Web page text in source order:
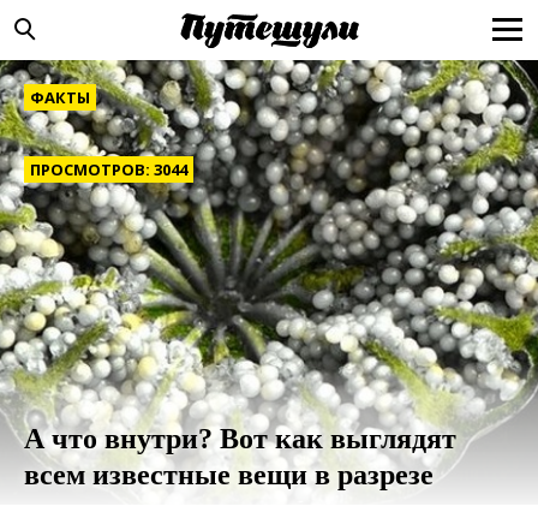
ФАКТЫ
ПРОСМОТРОВ: 3044
А что внутри? Вот как выглядят
всем известные вещи в разрезе